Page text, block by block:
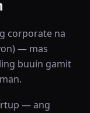
corporate na
— mas
buuin gamit
— ang